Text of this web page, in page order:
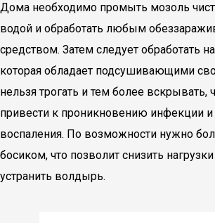
Дома необходимо промыть мозоль
водой и обработать любым
средством. Затем следует обработать
которая обладает подсушивающими
нельзя трогать и тем более вскрывать,
привести к проникновению инфекции
воспаления. По возможности нужно
босиком, что позволит снизить
устранить волдырь.